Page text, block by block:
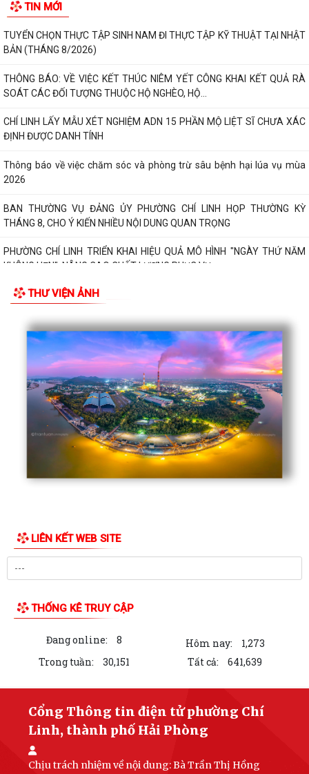
TIN MỚI
TUYỂN CHỌN THỰC TẬP SINH NAM ĐI THỰC TẬP KỸ THUẬT TẠI NHẬT
BẢN (THÁNG 8/2026)
THÔNG BÁO: VỀ VIỆC KẾT THÚC NIÊM YẾT CÔNG KHAI KẾT QUẢ RÀ
SOÁT CÁC ĐỐI TƯỢNG THUỘC HỘ NGHÈO, HỘ...
CHÍ LINH LẤY MẪU XÉT NGHIỆM ADN 15 PHẦN MỘ LIỆT SĨ CHƯA XÁC
ĐỊNH ĐƯỢC DANH TÍNH
Thông báo về việc chăm sóc và phòng trừ sâu bệnh hại lúa vụ mùa
2026
BAN THƯỜNG VỤ ĐẢNG ỦY PHƯỜNG CHÍ LINH HỌP THƯỜNG KỲ
THÁNG 8, CHO Ý KIẾN NHIỀU NỘI DUNG QUAN TRỌNG
PHƯỜNG CHÍ LINH TRIỂN KHAI HIỆU QUẢ MÔ HÌNH "NGÀY THỨ NĂM
KHÔNG HẸN", NÂNG CAO CHẤT LƯỢNG PHỤC VỤ...
THƯ VIỆN ẢNH
LIÊN KẾT WEB SITE
THỐNG KÊ TRUY CẬP
Đang online: 8 Hôm nay:
1,273
Trong tuần:
30,151 Tất cả: 641,639
Cổng Thông tin điện tử phường Chí
Linh, thành phố Hải Phòng
Chịu trách nhiệm về nội dung:Bà Trần Thị Hồng